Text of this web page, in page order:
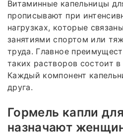
Витаминные капельницы
прописывают при
нагрузках, которые
занятиями спортом или
труда. Главное
таких растворов состоит
Каждый компонент
друга.
Гормель капли
назначают